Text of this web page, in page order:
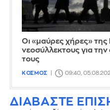
Οι «μαύρες χήρες»
νεοσύλλεκτους για
τους
ΚΟΣΜΟΣ 09:40,
ΔΙΑΒΑΣΤΕ